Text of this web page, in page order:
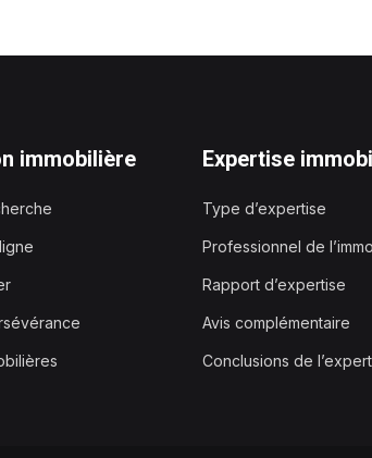
immobilière Expertise
Type d’expertise
Professionnel de l’immo
Rapport d’expertise
Avis complémentaire
Conclusions de l’expert